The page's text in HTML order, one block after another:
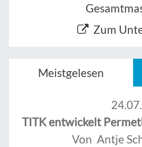
Zum
Meistgelesen
TITK entwickelt
Von Antje